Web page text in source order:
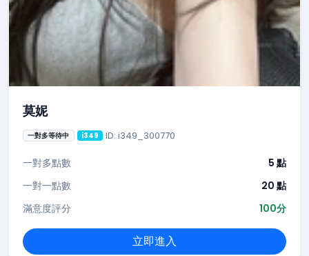
莫妮
一對多等待中 i349 ID: i349_300770
一對多點數
5 點
一對一點數
20 點
滿意度評分
100分
立即進入